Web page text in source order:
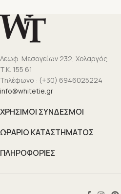
Λεωφ. Μεσογείων 232, Χολαργός
T.K. 155 61
Τηλέφωνο : (+30) 6946025224
info@whitetie.gr
ΧΡΗΣΙΜΟΙ ΣΥΝΔΕΣΜΟΙ
ΩΡΑΡΙΟ ΚΑΤΑΣΤΗΜΑΤΟΣ
ΠΛΗΡΟΦΟΡΙΕΣ